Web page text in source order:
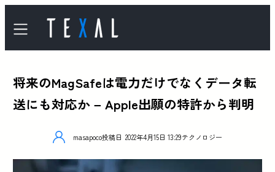
将来のMagSafeは電力だけでなくデータ転
送にも対応か – Apple出願の特許から判明
masapoco投稿日 2022年4月15日 13:29テクノロジー